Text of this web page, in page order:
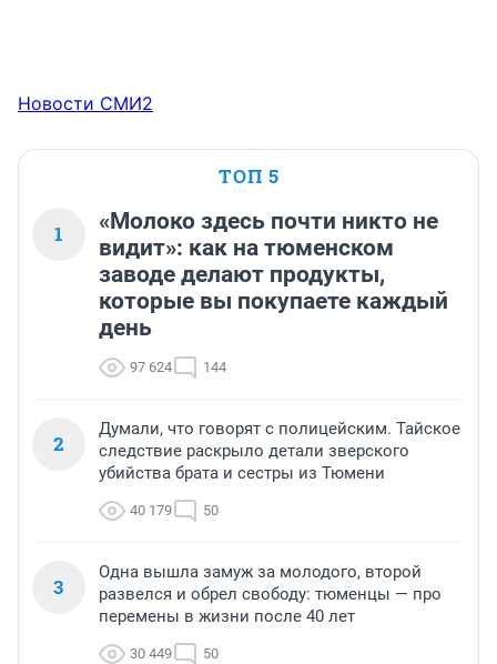
Новости СМИ2
ТОП 5
1
«Молоко здесь почти никто не
видит»: как на тюменском
заводе делают продукты,
которые вы покупаете каждый
день
97 624 144
2
Думали, что говорят с полицейским. Тайское
следствие раскрыло детали зверского
убийства брата и сестры из Тюмени
40 179 50
3
Одна вышла замуж за молодого, второй
развелся и обрел свободу: тюменцы — про
перемены в жизни после 40 лет
30 449 50